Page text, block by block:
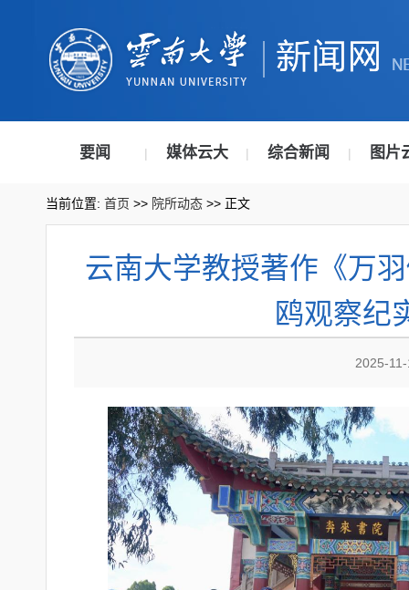
要闻 | 媒体云大 | 综合新闻 | 图片
当前位置: 首页 >> 院所动态 >> 正文
云南大学教授著作《万
鸥观察纪
2025-